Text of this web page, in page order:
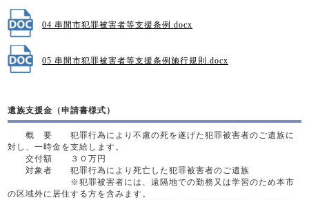
04 串間市犯罪被害者等支援条例.docx
05 串間市犯罪被害者等支援条例施行規則.docx
遺族支援金（申請書様式）
概 要 犯罪行為により不慮の死を遂げた犯罪被害者のご遺族に
対し、一時金を支給します。
交付額 ３０万円
対象者 犯罪行為により死亡した犯罪被害者のご遺族
※犯罪被害者には、遠隔地での勤務又は学習のため本市
の区域外に居住する方を含みます。